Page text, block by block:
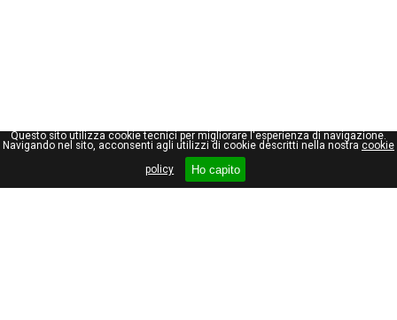
Questo sito utilizza cookie tecnici per migliorare l'esperienza di navigazione.
Navigando nel sito, acconsenti agli utilizzi di cookie descritti nella nostra cookie
policy
Ho capito